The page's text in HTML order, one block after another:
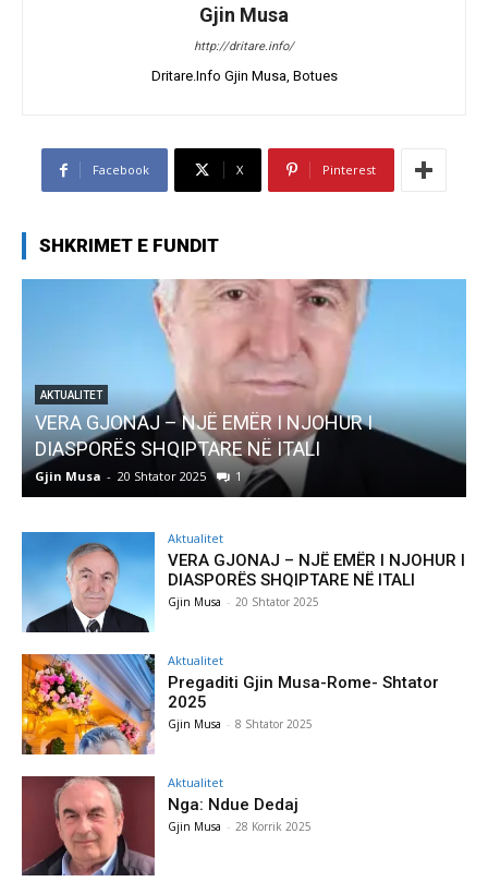
Gjin Musa
http://dritare.info/
Dritare.Info Gjin Musa, Botues
Facebook X Pinterest
SHKRIMET E FUNDIT
AKTUALITET
Pregaditi Gjin Musa-Rome- Shtator 2025
Gjin Musa - 8 Shtator 2025 0
Aktualitet
VERA GJONAJ – NJË EMËR I NJOHUR I
DIASPORËS SHQIPTARE NË ITALI
Gjin Musa - 20 Shtator 2025
Aktualitet
Pregaditi Gjin Musa-Rome- Shtator
2025
Gjin Musa - 8 Shtator 2025
Aktualitet
Nga: Ndue Dedaj
Gjin Musa - 28 Korrik 2025